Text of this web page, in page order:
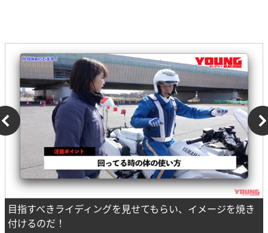
目指すべきライディングを見せてもらい、イメージを焼き
付けるのだ！